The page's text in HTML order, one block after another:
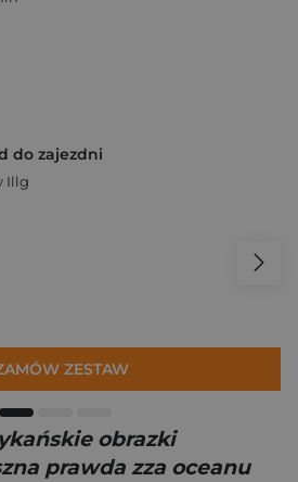
do zajezdni
Illg
ZESTAW
obrazki
prawda zza oceanu